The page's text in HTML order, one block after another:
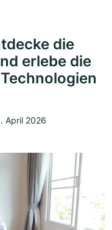
die
erlebe die
April 2026